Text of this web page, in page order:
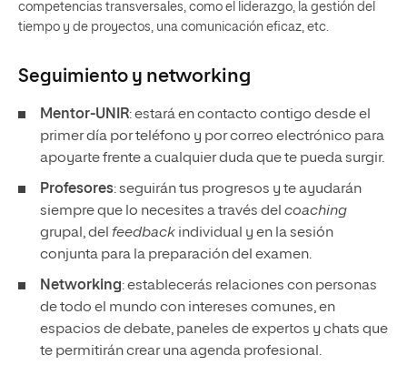
competencias transversales, como el liderazgo, la gestión del
tiempo y de proyectos, una comunicación eficaz, etc.
Seguimiento y networking
Mentor-UNIR: estará en contacto contigo desde el
primer día por teléfono y por correo electrónico para
apoyarte frente a cualquier duda que te pueda surgir.
Profesores: seguirán tus progresos y te ayudarán
siempre que lo necesites a través del coaching
grupal, del feedback individual y en la sesión
conjunta para la preparación del examen.
Networking: establecerás relaciones con personas
de todo el mundo con intereses comunes, en
espacios de debate, paneles de expertos y chats que
te permitirán crear una agenda profesional.